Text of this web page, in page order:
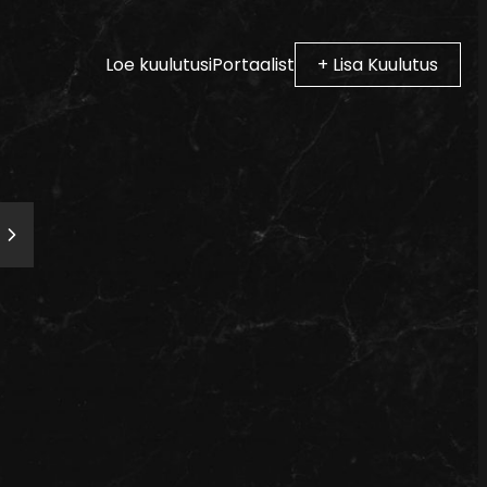
Loe kuulutusiPortaalist + Lisa Kuulutus